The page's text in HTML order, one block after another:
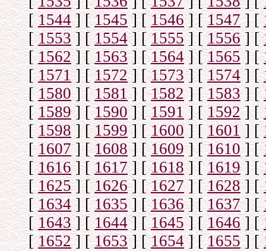
[1544] [1545] [1546] [1547] [
[1553] [1554] [1555] [1556] [
[1562] [1563] [1564] [1565] [
[1571] [1572] [1573] [1574] [
[1580] [1581] [1582] [1583] [
[1589] [1590] [1591] [1592] [
[1598] [1599] [1600] [1601] [
[1607] [1608] [1609] [1610] [
[1616] [1617] [1618] [1619] [
[ 1625] [1626] [1627] [1628] [
[1634] [1635] [1636] [1637] [
[1643] [1644] [1645 ] [1646] [
[1652] [1653] [1654] [1655] [